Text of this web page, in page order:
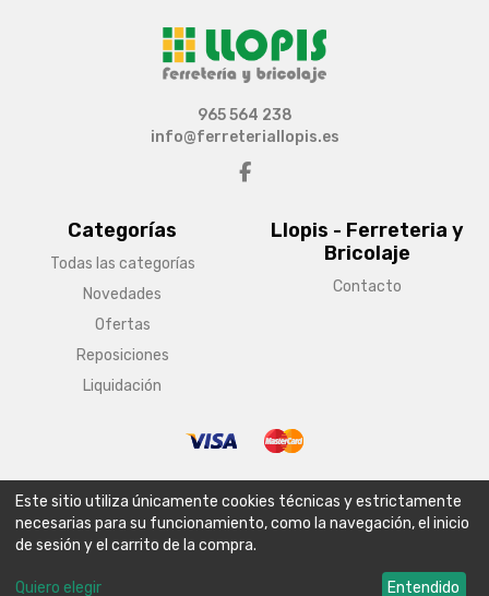
Categorías
Todas las categorías
Novedades
Ofertas
Reposiciones
Liquidación
Llopis - Ferreteria y
Bricolaje
Contacto
965 564 238
info@ferreteriallopis.es
Aviso legal Condiciones generales de venta
Política de envío
Política de privacidad
Política de cookies
Este sitio utiliza únicamente cookies técnicas y estrictamente
necesarias para su funcionamiento, como la navegación, el inicio
de sesión y el carrito de la compra.
Quiero elegir Entendido